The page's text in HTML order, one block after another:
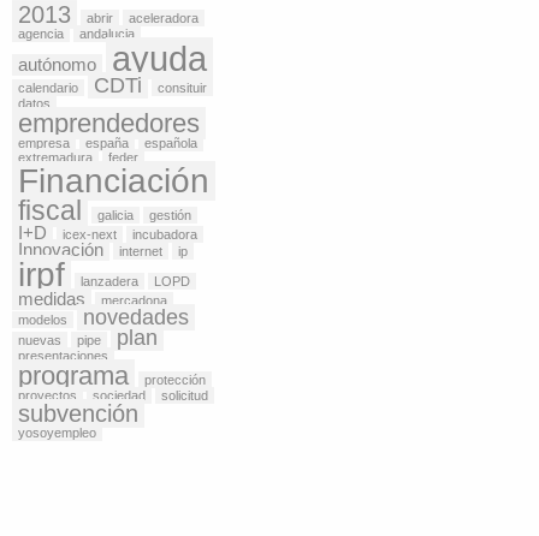
2013 abrir
aceleradora
agencia
andalucia
autónomo ayuda
calendario CDTi
consituir
datos
emprendedores
empresa españa
española
extremadura
feder
Financiación
fiscal galicia gestión
I+D icex-next incubadora
Innovación internet ip
irpf lanzadera LOPD
medidas
mercadona
modelos
novedades
nuevas pipe plan
presentaciones
programa
protección
proyectos
sociedad solicitud
subvención
yosoyempleo